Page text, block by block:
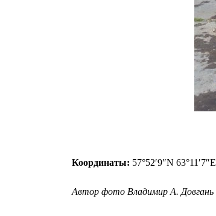
Координаты: 57°52′9″N 63°11′7″E
Автор фото Владимир А. Довгань